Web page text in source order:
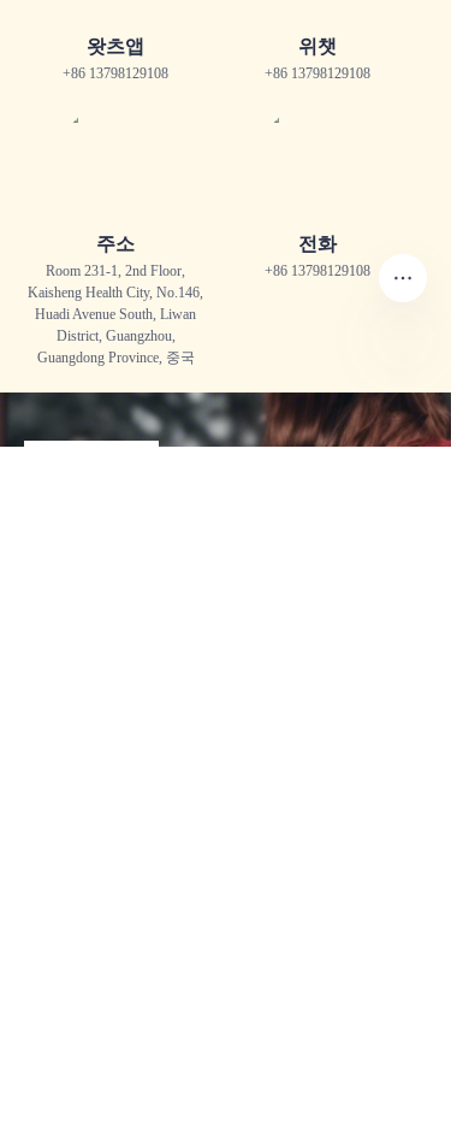
왓츠앱
+86 13798129108
위챗
+86 13798129108
주소
Room 231-1, 2nd Floor,
Kaisheng Health City, No.146,
Huadi Avenue South,Liwan
District, Guangzhou,
Guangdong Province, 중국
전화
+86 13798129108